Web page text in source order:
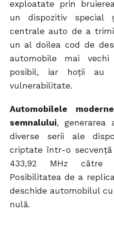
exploatate prin
un dispozitiv special
centrale auto de a
un al doilea cod de
automobile mai
posibil, iar hoții au
vulnerabilitate.
Automobilele
semnalului, generarea
diverse serii ale
criptate într-o
433,92 MHz către
Posibilitatea de a
deschide automobilul
nulă.